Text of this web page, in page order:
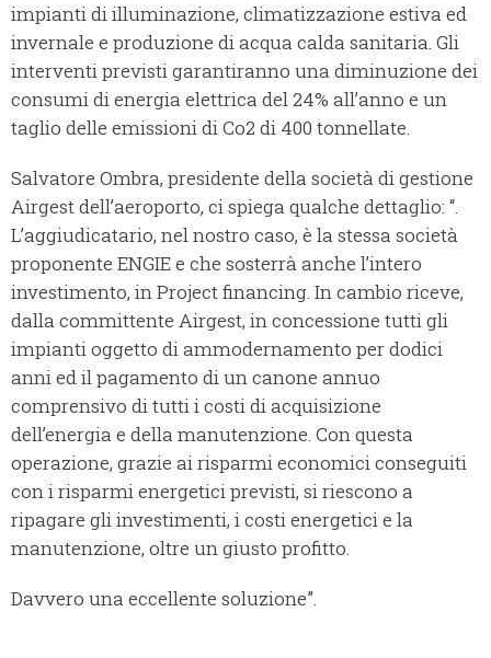
impianti di illuminazione, climatizzazione estiva ed
invernale e produzione di acqua calda sanitaria. Gli
interventi previsti garantiranno una diminuzione dei
consumi di energia elettrica del 24% all’anno e un
taglio delle emissioni di Co2 di 400 tonnellate.
Salvatore Ombra, presidente della società di gestione
Airgest dell’aeroporto, ci spiega qualche dettaglio: “.
L’aggiudicatario, nel nostro caso, è la stessa società
proponente ENGIE e che sosterrà anche l’intero
investimento, in Project financing. In cambio riceve,
dalla committente Airgest, in concessione tutti gli
impianti oggetto di ammodernamento per dodici
anni ed il pagamento di un canone annuo
comprensivo di tutti i costi di acquisizione
dell’energia e della manutenzione. Con questa
operazione, grazie ai risparmi economici conseguiti
con i risparmi energetici previsti, si riescono a
ripagare gli investimenti, i costi energetici e la
manutenzione, oltre un giusto profitto.
Davvero una eccellente soluzione”.